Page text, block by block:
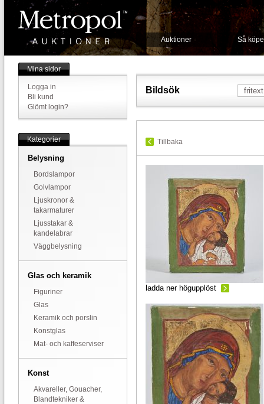
Auktioner Så
Mina sidor
Logga in
Bli kund
Glömt login?
Kategorier
Belysning
Bordslampor
Golvlampor
Ljuskronor &
takarmaturer
Ljusstakar &
kandelabrar
Väggbelysning
Glas och keramik
Figuriner
Glas
Keramik och porslin
Konstglas
Mat- och kaffeserviser
Konst
Akvareller, Gouacher,
Blandtekniker &
Bildsök
Tillbaka
ladda ner högupplöst